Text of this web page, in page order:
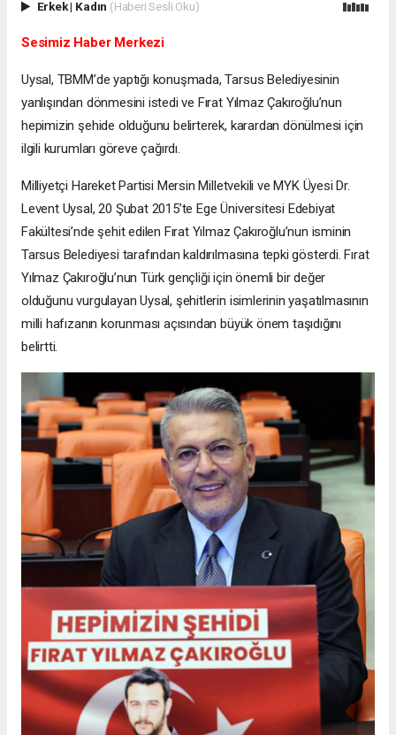
Erkek| Kadın (Haberi Sesli Oku)
Sesimiz Haber Merkezi
Uysal, TBMM’de yaptığı konuşmada, Tarsus Belediyesinin
yanlışından dönmesini istedi ve Fırat Yılmaz Çakıroğlu’nun
hepimizin şehide olduğunu belirterek, karardan dönülmesi için
ilgili kurumları göreve çağırdı.
Milliyetçi Hareket Partisi Mersin Milletvekili ve MYK Üyesi Dr.
Levent Uysal, 20 Şubat 2015’te Ege Üniversitesi Edebiyat
Fakültesi’nde şehit edilen Fırat Yılmaz Çakıroğlu’nun isminin
Tarsus Belediyesi tarafından kaldırılmasına tepki gösterdi. Fırat
Yılmaz Çakıroğlu’nun Türk gençliği için önemli bir değer
olduğunu vurgulayan Uysal, şehitlerin isimlerinin yaşatılmasının
milli hafızanın korunması açısından büyük önem taşıdığını
belirtti.